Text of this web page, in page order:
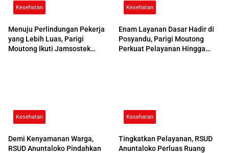
Kesehatan
Menuju Perlindungan Pekerja
yang Lebih Luas, Parigi
Moutong Ikuti Jamsostek
Kesehatan
Enam Layanan Dasar Hadir di
Posyandu, Parigi Moutong
Perkuat Pelayanan Hingga
Kesehatan
Demi Kenyamanan Warga,
RSUD Anuntaloko Pindahkan
Kesehatan
Tingkatkan Pelayanan, RSUD
Anuntaloko Perluas Ruang